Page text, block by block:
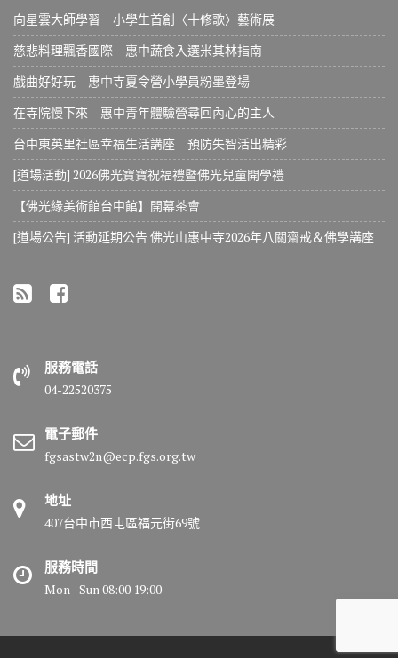
向星雲大師學習 小學生首創〈十修歌〉藝術展
慈悲料理飄香國際 惠中蔬食入選米其林指南
戲曲好好玩 惠中寺夏令營小學員粉墨登場
在寺院慢下來 惠中青年體驗營尋回內心的主人
台中東英里社區幸福生活講座 預防失智活出精彩
[道場活動] 2026佛光寶寶祝福禮暨佛光兒童開學禮
【佛光緣美術館台中館】開幕茶會
[道場公告] 活動延期公告 佛光山惠中寺2026年八關齋戒＆佛學講座
服務電話
04-22520375
電子郵件
fgsastw2n@ecp.fgs.org.tw
地址
407台中市西屯區福元街69號
服務時間
Mon - Sun 08:00 19:00